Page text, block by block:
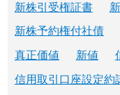
新株引受権証書
新株予約権付社債
真正価値 新値
信用取引口座設定約